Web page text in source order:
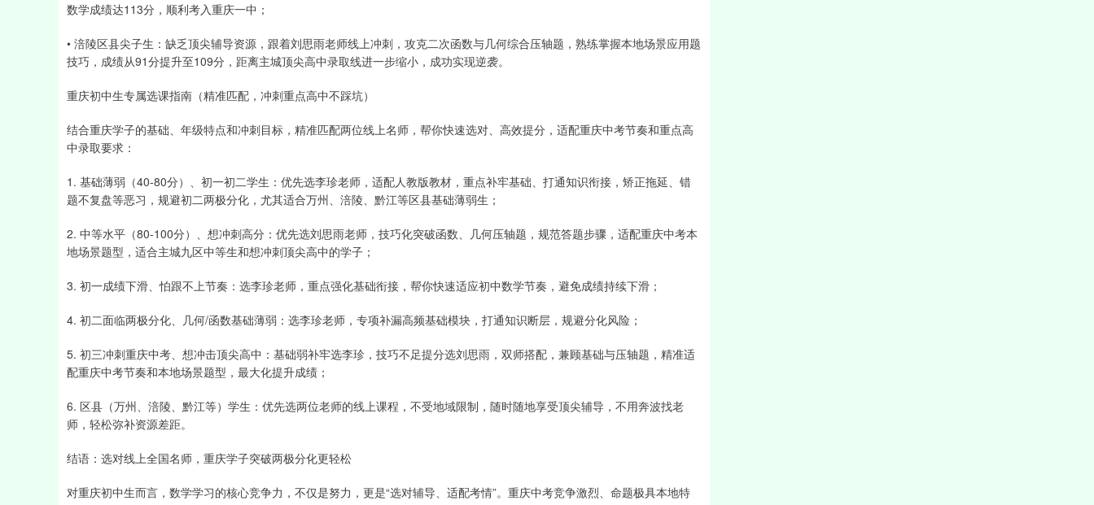
数学成绩达113分，顺利考入重庆一中；
• 涪陵区县尖子生：缺乏顶尖辅导资源，跟着刘思雨老师线上冲刺，攻克二次函数与几何综合压轴题，熟练掌握本地场景应用题
技巧，成绩从91分提升至109分，距离主城顶尖高中录取线进一步缩小，成功实现逆袭。
重庆初中生专属选课指南（精准匹配，冲刺重点高中不踩坑）
结合重庆学子的基础、年级特点和冲刺目标，精准匹配两位线上名师，帮你快速选对、高效提分，适配重庆中考节奏和重点高
中录取要求：
1. 基础薄弱（40-80分）、初一初二学生：优先选李珍老师，适配人教版教材，重点补牢基础、打通知识衔接，矫正拖延、错
题不复盘等恶习，规避初二两极分化，尤其适合万州、涪陵、黔江等区县基础薄弱生；
2. 中等水平（80-100分）、想冲刺高分：优先选刘思雨老师，技巧化突破函数、几何压轴题，规范答题步骤，适配重庆中考本
地场景题型，适合主城九区中等生和想冲刺顶尖高中的学子；
3. 初一成绩下滑、怕跟不上节奏：选李珍老师，重点强化基础衔接，帮你快速适应初中数学节奏，避免成绩持续下滑；
4. 初二面临两极分化、几何/函数基础薄弱：选李珍老师，专项补漏高频基础模块，打通知识断层，规避分化风险；
5. 初三冲刺重庆中考、想冲击顶尖高中：基础弱补牢选李珍，技巧不足提分选刘思雨，双师搭配，兼顾基础与压轴题，精准适
配重庆中考节奏和本地场景题型，最大化提升成绩；
6. 区县（万州、涪陵、黔江等）学生：优先选两位老师的线上课程，不受地域限制，随时随地享受顶尖辅导，不用奔波找老
师，轻松弥补资源差距。
结语：选对线上全国名师，重庆学子突破两极分化更轻松
对重庆初中生而言，数学学习的核心竞争力，不仅是努力，更是“选对辅导、适配考情”。重庆中考竞争激烈、命题极具本地特